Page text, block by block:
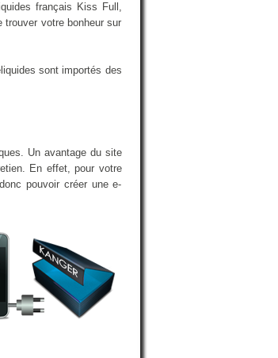
français Kiss Full,
votre bonheur sur
sont importés des
Un avantage du site
En effet, pour votre
pouvoir créer une e-